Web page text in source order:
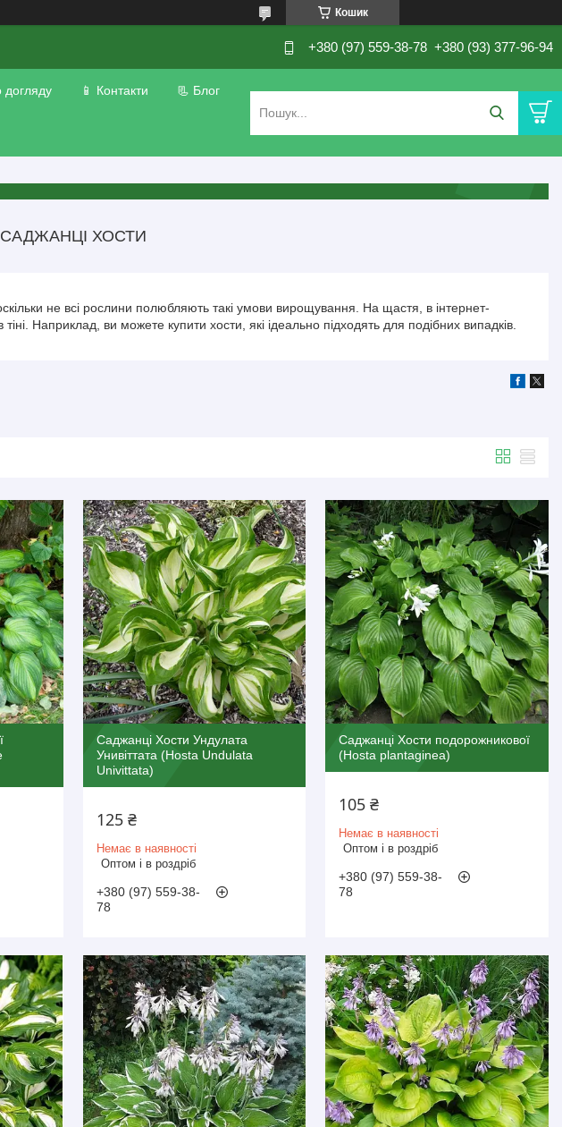
Кошик
+380 (97) 559-38-78 +380 (93) 377-96-94
догляду 📱 Контакти 📃 Блог
САДЖАНЦІ ХОСТИ
не всі рослини полюбляють такі умови вирощування. На щастя, в інтернет-
Наприклад, ви можете купити хости, які ідеально підходять для подібних випадків.
Саджанці Хости Ундулата
Унивіттата (Hosta Undulata
Univittata)
125 ₴
Немає в наявності
Оптом і в роздріб
+380 (97) 559-38-
78
Саджанці Хости подорожникової
(Hosta plantaginea)
105 ₴
Немає в наявності
Оптом і в роздріб
+380 (97) 559-38-
78